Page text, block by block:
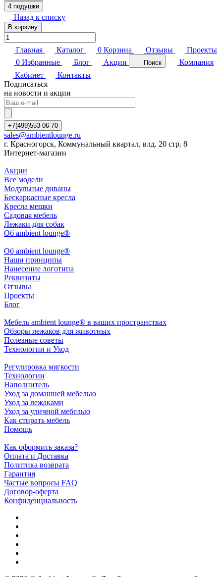
4 подушки
Назад к списку
В корзину
Главная Каталог 0 Корзина Отзывы
Проекты
0 Избранные Блог Акции Поиск
Компания
Кабинет
Контакты
Подписаться
на новости и акции
+7(499)553-06-70
sales@ambientlounge.ru
г. Красногорск, Коммунальный квартал, влд. 20 стр. 8
Интернет-магазин
Акции
Все модели
Модульные диваны
Бескаркасные кресла
Кресла мешки
Садовая мебель
Лежаки для собак
Об ambient lounge®
Oб ambient lounge®
Наши принципы
Нанесение логотипа
Реквизиты
Отзывы
Проекты
Блог
Мебель ambient lounge® в ваших пространствах
Обзоры лежаков для животных
Полезные советы
Технологии и Уход
Регулировка мягкости
Технологии
Наполнитель
Уход за домашней мебелью
Уход за лежаками
Уход за уличной мебелью
Как стирать мебель
Помощь
Как оформить заказа?
Оплата и Доставка
Политика возврата
Гарантия
Частые вопросы FAQ
Договор-оферта
Конфиденциальность